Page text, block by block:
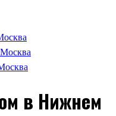
в Нижнем